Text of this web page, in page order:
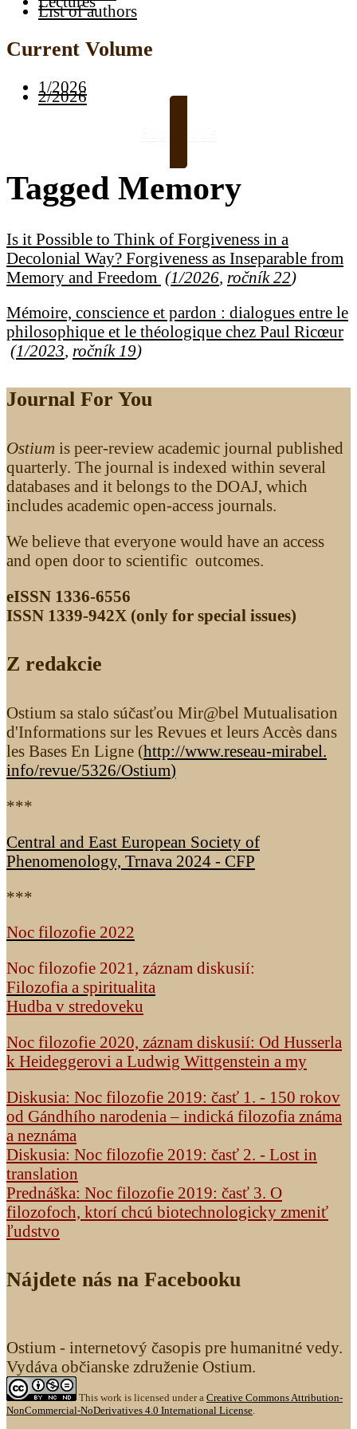
List of authors
Current Volume
1/2026
2/2026
Tagged Memory
Is it Possible to Think of Forgiveness in a
Decolonial Way? Forgiveness as Inseparable from
Memory and Freedom (1/2026 ročník 22)
Mémoire, conscience et pardon : dialogues entre le
philosophique et le théologique chez Paul Ricœur
(1/2023, ročník 19)
Journal For You
Ostium is peer-review academic journal published
quarterly. The journal is indexed within several
databases and it belongs to the DOAJ, which
includes academic open-access journals.
We believe that everyone would have an access
and open door to scientific outcomes.
eISSN 1336-6556
ISSN 1339­-942X (only for special issues)
Z redakcie
Ostium sa stalo súčasťou Mir@bel Mutualisation
d'Informations sur les Revues et leurs Accès dans
les Bases En Ligne (http://www.reseau-mirabel.
info/revue/5326/Ostium)
***
Central and East European Society of
Phenomenology, Trnava 2024 - CFP
***
Noc filozofie 2022
Noc filozofie 2021, záznam diskusií:
Filozofia a spiritualita
Hudba v stredoveku
Noc filozofie 2020, záznam diskusií: Od Husserla
k Heideggerovi a Ludwig Wittgenstein a my
Diskusia: Noc filozofie 2019: časť 1. - 150 rokov
od Gándhího narodenia – indická filozofia známa
a neznáma
Diskusia: Noc filozofie 2019: časť 2. - Lost in
translation
Prednáška: Noc filozofie 2019: časť 3. O
filozofoch, ktorí chcú biotechnologicky zmeniť
ľudstvo
Nájdete nás na Facebooku
Ostium - internetový časopis pre humanitné vedy.
Vydáva občianske združenie Ostium.
This work is licensed under a Creative Commons Attribution-
NonCommercial-NoDerivatives 4.0 International License